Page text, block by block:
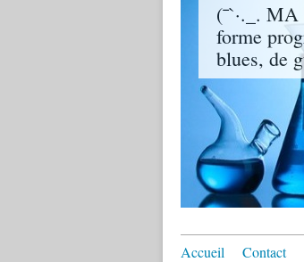
(¯`·._.
forme
blues, de
Accueil Contact